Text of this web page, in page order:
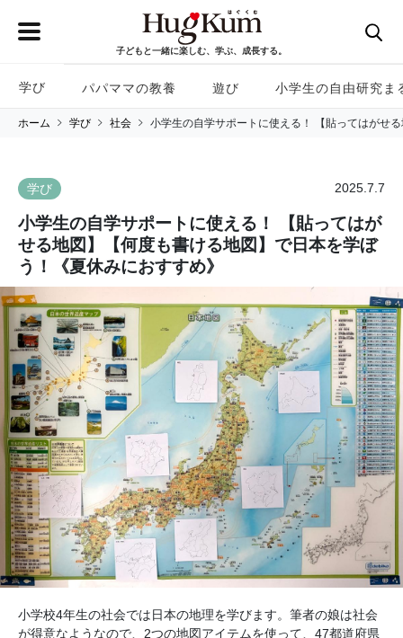
子どもと一緒に楽しむ、学ぶ、成長する。
学び パパママの教養 遊び 小学生の自由研究ま
ホーム 学び 社会 小学生の自学サポートに使える！ 【貼ってはがせ
学び 2025.7.7
小学生の自学サポートに使える！ 【貼ってはが
せる地図】【何度も書ける地図】で日本を学ぼ
う！《夏休みにおすすめ》
小学校4年生の社会では日本の地理を学びます。筆者の娘は社会
が得意なようなので、2つの地図アイテムを使って、47都道府県